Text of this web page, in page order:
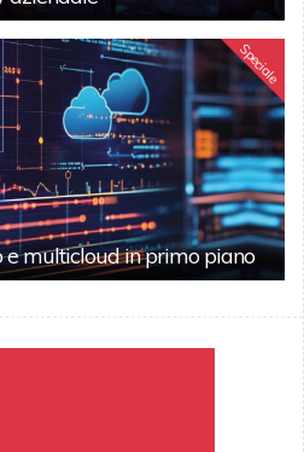
Speciale
e multicloud in primo piano